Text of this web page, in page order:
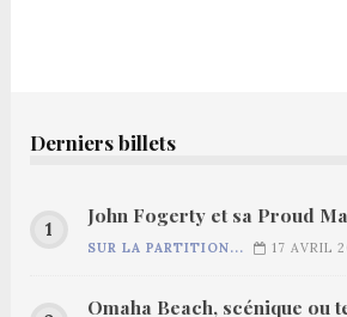
Derniers billets
John Fogerty et sa Proud
SUR LA PARTITION... 17 AVRIL
Omaha Beach, scénique ou